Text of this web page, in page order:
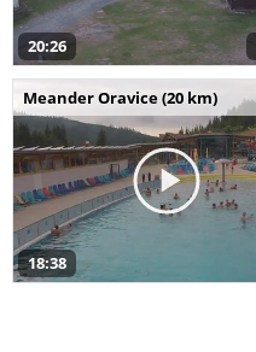
20:26
Meander Oravice (20 km)
18:38